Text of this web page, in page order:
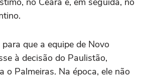
que a equipe de Novo
à decisão do Paulistão,
o Palmeiras. Na época, ele não